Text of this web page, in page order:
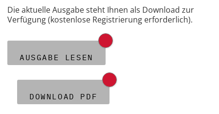
Die aktuelle Ausgabe steht Ihnen als Download zur
Verfügung (kostenlose Registrierung erforderlich).
AUSGABE LESEN
DOWNLOAD PDF